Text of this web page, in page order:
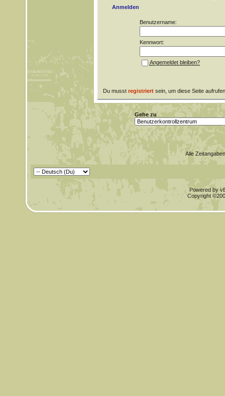
Anmelden
Benutzername:
Kennwort:
Angemeldet bleiben?
Du musst registriertsein, um diese Seite
Gehe zu
Alle
Powered by
Copyright